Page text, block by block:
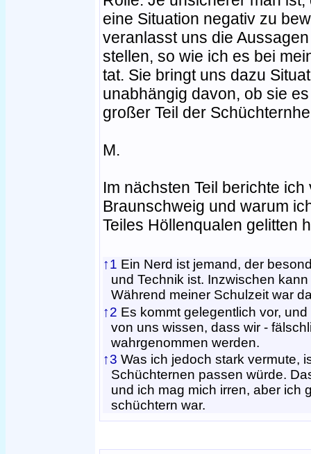
eine Situation negativ zu
veranlasst uns die
stellen, so wie ich es bei
tat. Sie bringt uns dazu
unabhängig davon, ob sie
großer Teil der
M.
Im nächsten Teil berichte
Braunschweig und warum
Teiles Höllenqualen gelitten
↑1 Ein Nerd ist jemand, der
und Technik ist. Inzwischen
Während meiner Schulzeit war
↑2 Es kommt gelegentlich vor,
von uns wissen, dass wir -
wahrgenommen werden.
↑3 Was ich jedoch stark vermute,
Schüchternen passen würde.
und ich mag mich irren, aber ich
schüchtern war.